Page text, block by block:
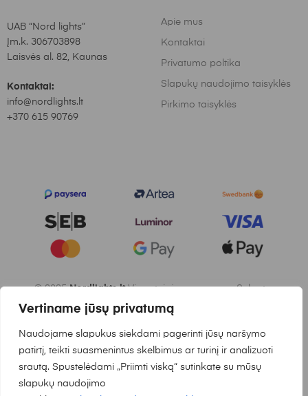
Vertiname jūsų privatumą
Naudojame slapukus siekdami pagerinti jūsų naršymo
patirtį, teikti suasmenintus skelbimus ar turinį ir analizuoti
srautą. Spustelėdami „Priimti viską“ sutinkate su mūsų
slapukų naudojimo
UAB “Nord lights”
Įm.k. 306703898
Laisvės al. 82, Kaunas
Kontaktai:
info@nordlights.lt
+370 615 90769
Apie mus
Kontaktai
Privatumo poltika
Slapukų naudojimo taisyklės
Pirkimo taisyklės
© 2025Nordlights.ltVisos teisės saugomos. Sukurta:
Waymakers.lt